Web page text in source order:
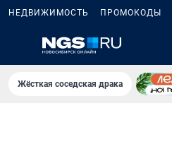
НЕДВИЖИМОСТЬ ПРОМОКОДЫ
Жёсткая соседская драка